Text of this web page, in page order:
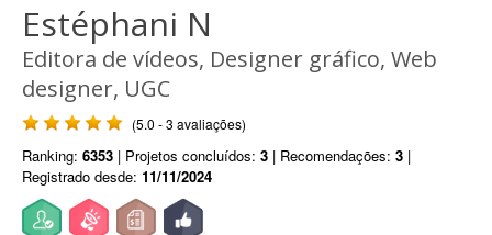
Estéphani N
Editora de vídeos, Designer gráfico, Web
designer, UGC
(5.0 - 3 avaliações)
Ranking: 6353 | Projetos concluídos: 3 | Recomendações: 3 |
Registrado desde: 11/11/2024